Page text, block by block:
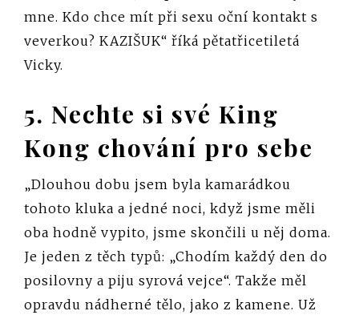
mne. Kdo chce mít při sexu oční kontakt s
veverkou? KAZIŠUK“ říká pětatřicetiletá
Vicky.
5. Nechte si své King
Kong chování pro sebe
„Dlouhou dobu jsem byla kamarádkou
tohoto kluka a jedné noci, když jsme měli
oba hodně vypito, jsme skončili u něj doma.
Je jeden z těch typů: „Chodím každý den do
posilovny a piju syrová vejce“. Takže měl
opravdu nádherné tělo, jako z kamene. Už